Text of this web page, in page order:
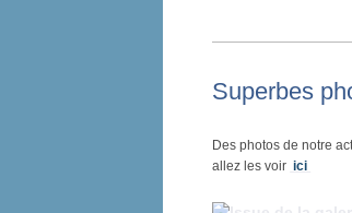
Superbes
Des photos de notre
allez les voir ici